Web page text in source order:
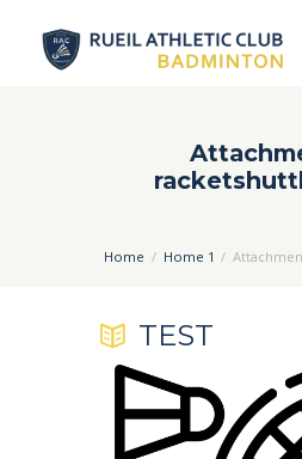
Home Home 1
TEST